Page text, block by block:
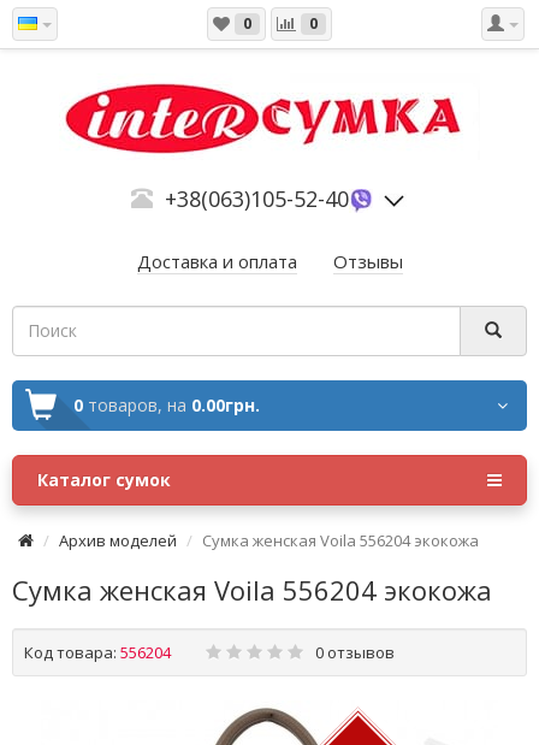
0 0
+38(063)105-52-40
Доставка и оплата Отзывы
0 товаров, на 0.00грн.
Каталог сумок
Архив моделей Сумка женская Voila 556204 экокожа
Сумка женская Voila 556204 экокожа
Код товара: 556204 0 отзывов